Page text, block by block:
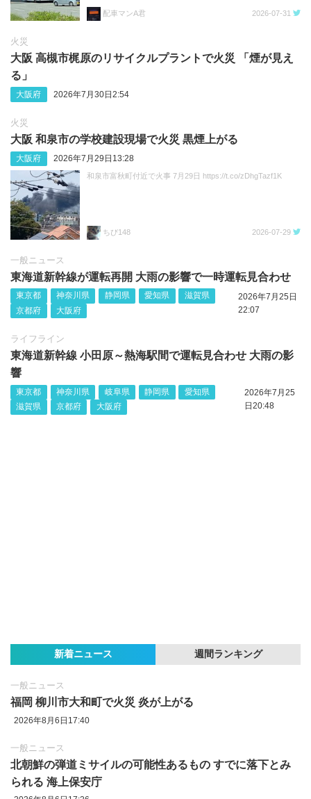
配車マンA君 2026-07-31
火災
大阪 高槻市梶原のリサイクルプラントで火災 「煙が見え
る」
大阪府 2026年7月30日2:54
火災
大阪 和泉市の学校建設現場で火災 黒煙上がる
大阪府 2026年7月29日13:28
和泉市富秋町付近で火事 7月29日 https://t.co/zDhgTazf1K
ちび148 2026-07-29
一般ニュース
東海道新幹線が運転再開 大雨の影響で一時運転見合わせ
東京都 神奈川県 静岡県 愛知県
滋賀県
京都府
大阪府
2026年7月25日
22:07
ライフライン
東海道新幹線 小田原～熱海駅間で運転見合わせ 大雨の影
響
東京都 神奈川県 岐阜県 静岡県
愛知県
滋賀県
京都府 大阪府
2026年7月25
日20:48
新着ニュース 週間ランキング
一般ニュース
福岡 柳川市大和町で火災 炎が上がる
2026年8月6日17:40
一般ニュース
北朝鮮の弾道ミサイルの可能性あるもの すでに落下とみ
られる 海上保安庁